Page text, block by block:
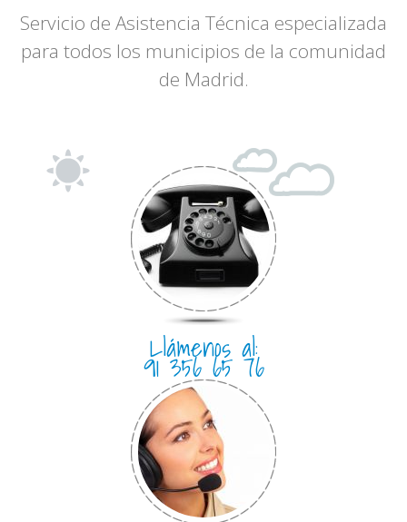
Servicio de Asistencia Técnica especializada
para todos los municipios de la comunidad
de Madrid.
Llámenos al:
91 356 65 76